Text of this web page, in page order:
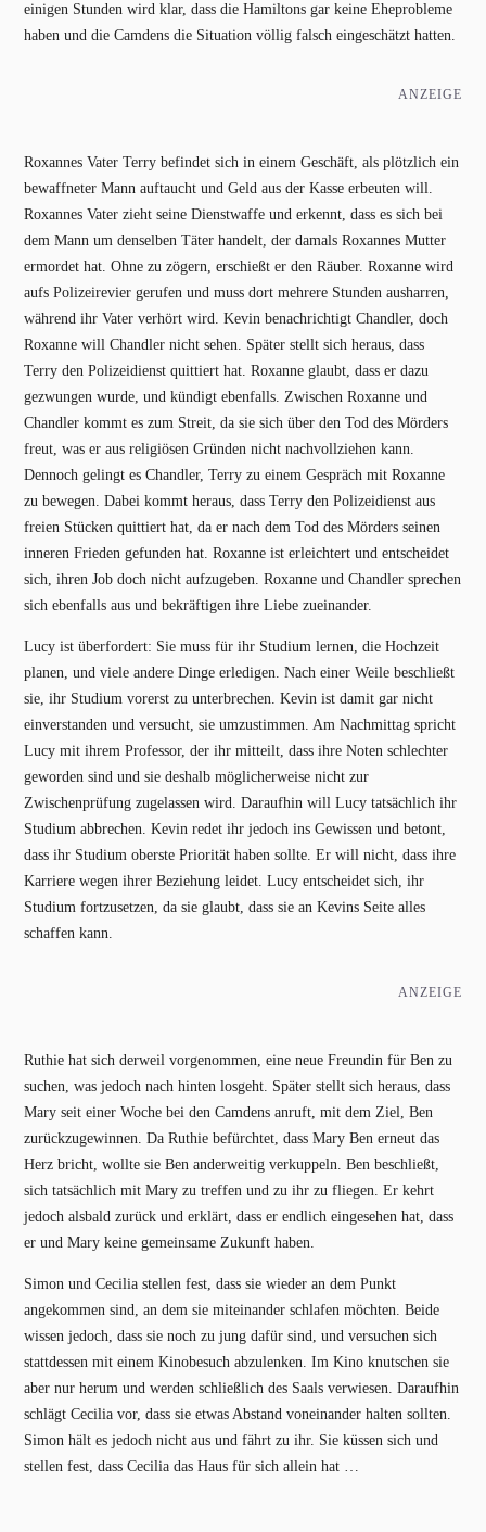
einigen Stunden wird klar, dass die Hamiltons gar keine Eheprobleme
haben und die Camdens die Situation völlig falsch eingeschätzt hatten.
ANZEIGE
Roxannes Vater Terry befindet sich in einem Geschäft, als plötzlich ein
bewaffneter Mann auftaucht und Geld aus der Kasse erbeuten will.
Roxannes Vater zieht seine Dienstwaffe und erkennt, dass es sich bei
dem Mann um denselben Täter handelt, der damals Roxannes Mutter
ermordet hat. Ohne zu zögern, erschießt er den Räuber. Roxanne wird
aufs Polizeirevier gerufen und muss dort mehrere Stunden ausharren,
während ihr Vater verhört wird. Kevin benachrichtigt Chandler, doch
Roxanne will Chandler nicht sehen. Später stellt sich heraus, dass
Terry den Polizeidienst quittiert hat. Roxanne glaubt, dass er dazu
gezwungen wurde, und kündigt ebenfalls. Zwischen Roxanne und
Chandler kommt es zum Streit, da sie sich über den Tod des Mörders
freut, was er aus religiösen Gründen nicht nachvollziehen kann.
Dennoch gelingt es Chandler, Terry zu einem Gespräch mit Roxanne
zu bewegen. Dabei kommt heraus, dass Terry den Polizeidienst aus
freien Stücken quittiert hat, da er nach dem Tod des Mörders seinen
inneren Frieden gefunden hat. Roxanne ist erleichtert und entscheidet
sich, ihren Job doch nicht aufzugeben. Roxanne und Chandler sprechen
sich ebenfalls aus und bekräftigen ihre Liebe zueinander.
Lucy ist überfordert: Sie muss für ihr Studium lernen, die Hochzeit
planen, und viele andere Dinge erledigen. Nach einer Weile beschließt
sie, ihr Studium vorerst zu unterbrechen. Kevin ist damit gar nicht
einverstanden und versucht, sie umzustimmen. Am Nachmittag spricht
Lucy mit ihrem Professor, der ihr mitteilt, dass ihre Noten schlechter
geworden sind und sie deshalb möglicherweise nicht zur
Zwischenprüfung zugelassen wird. Daraufhin will Lucy tatsächlich ihr
Studium abbrechen. Kevin redet ihr jedoch ins Gewissen und betont,
dass ihr Studium oberste Priorität haben sollte. Er will nicht, dass ihre
Karriere wegen ihrer Beziehung leidet. Lucy entscheidet sich, ihr
Studium fortzusetzen, da sie glaubt, dass sie an Kevins Seite alles
schaffen kann.
ANZEIGE
Ruthie hat sich derweil vorgenommen, eine neue Freundin für Ben zu
suchen, was jedoch nach hinten losgeht. Später stellt sich heraus, dass
Mary seit einer Woche bei den Camdens anruft, mit dem Ziel, Ben
zurückzugewinnen. Da Ruthie befürchtet, dass Mary Ben erneut das
Herz bricht, wollte sie Ben anderweitig verkuppeln. Ben beschließt,
sich tatsächlich mit Mary zu treffen und zu ihr zu fliegen. Er kehrt
jedoch alsbald zurück und erklärt, dass er endlich eingesehen hat, dass
er und Mary keine gemeinsame Zukunft haben.
Simon und Cecilia stellen fest, dass sie wieder an dem Punkt
angekommen sind, an dem sie miteinander schlafen möchten. Beide
wissen jedoch, dass sie noch zu jung dafür sind, und versuchen sich
stattdessen mit einem Kinobesuch abzulenken. Im Kino knutschen sie
aber nur herum und werden schließlich des Saals verwiesen. Daraufhin
schlägt Cecilia vor, dass sie etwas Abstand voneinander halten sollten.
Simon hält es jedoch nicht aus und fährt zu ihr. Sie küssen sich und
stellen fest, dass Cecilia das Haus für sich allein hat …